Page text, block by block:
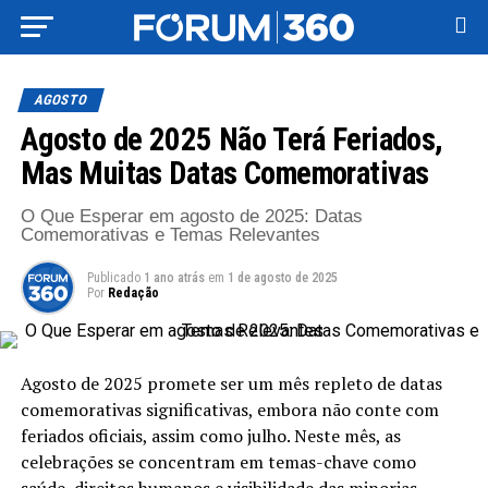
AGOSTO
Agosto de 2025 Não Terá Feriados,
Mas Muitas Datas Comemorativas
O Que Esperar em agosto de 2025: Datas
Comemorativas e Temas Relevantes
Publicado 1 ano atrás em 1 de agosto de 2025
Por Redação
Agosto de 2025 promete ser um mês repleto de datas
comemorativas significativas, embora não conte com
feriados oficiais, assim como julho. Neste mês, as
celebrações se concentram em temas-chave como